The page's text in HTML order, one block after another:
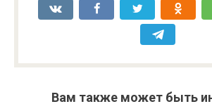
Вам также может быть